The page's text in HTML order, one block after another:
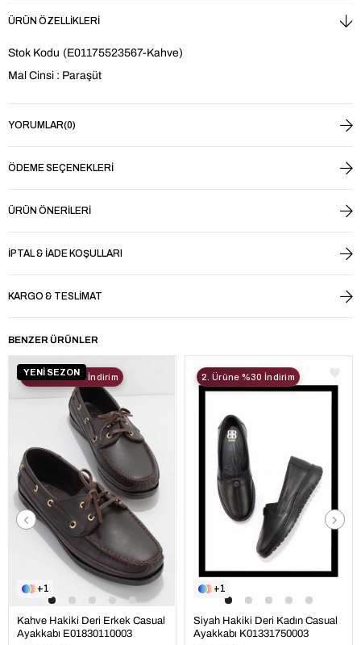
ÜRÜN ÖZELLIKLERI
Stok Kodu (E01175523567-Kahve)
Mal Cinsi : Paraşüt
YORUMLAR(0)
ÖDEME SEÇENEKLERI
ÜRÜN ÖNERILERI
İPTAL & İADE KOŞULLARI
KARGO & TESLIMAT
BENZER ÜRÜNLER
YENİ SEZON
1
Kahve Hakiki Deri Erkek Casual
Ayakkabı E01830110003
2. Ürüne %30 İndirim
1
Siyah Hakiki Deri Kadın Casual
Ayakkabı K01331750003
2. Ürüne %30 İndirim